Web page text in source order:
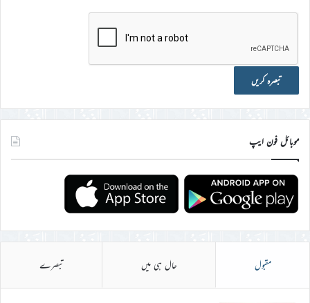
موبائل فون ایپ
مقبول حال ہی میں تبصرے